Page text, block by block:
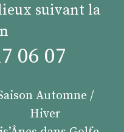
suivant la
06 07
Automne /
Hiver